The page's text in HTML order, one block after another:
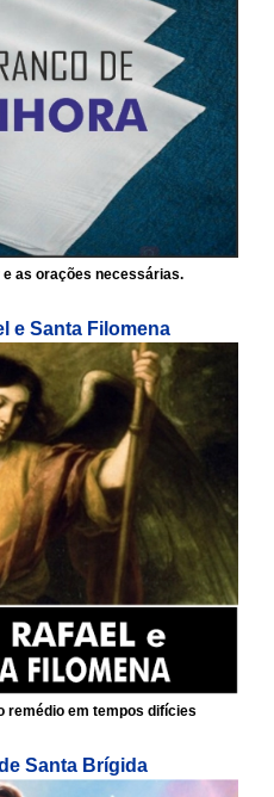
e as orações necessárias.
e Santa Filomena
remédio em tempos difícies
Santa Brígida